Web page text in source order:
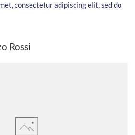
consectetur adipiscing elit, sed do
Rossi